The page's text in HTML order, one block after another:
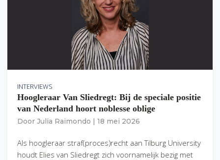
INTERVIEWS
Hoogleraar Van Sliedregt: Bij de speciale positie
van Nederland hoort noblesse oblige
Door Julia Raimondo 18 mei 2026
Als hoogleraar straf(proces)recht aan Tilburg University
houdt Elies van Sliedregt zich voornamelijk bezig met